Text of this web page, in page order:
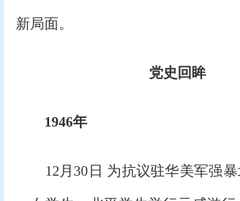
新局面。
党史回眸
1946年
12月30日 为抗议驻华美军强暴